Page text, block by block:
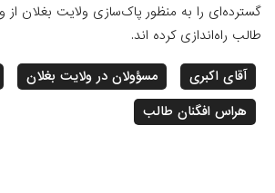
گسترده‌ای را به منظور پاک‌سازی ولایت بغلان از
طالب راه‌اندازی کرده اند.
آقای اکبری مسؤولان در ولایت بغلان
هراس افگنان طالب